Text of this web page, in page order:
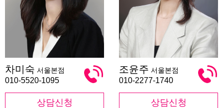
미
숙
차미숙 서울본점
010-5520-1095
상담신청
윤
주
조윤주 서울본점
010-2277-1740
상담신청